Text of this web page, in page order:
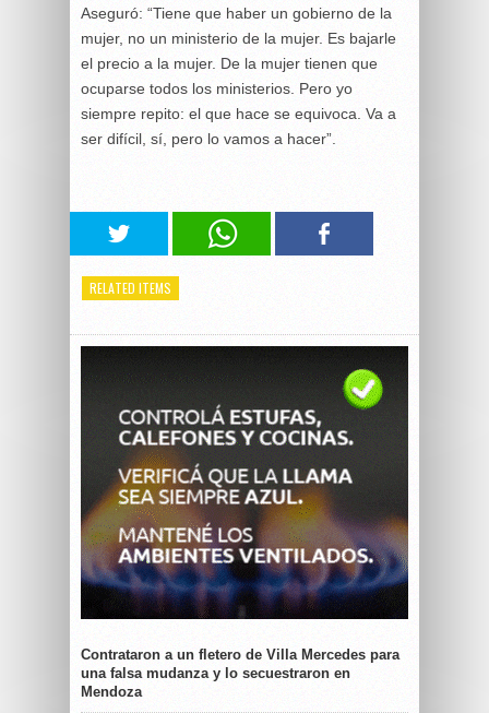
Aseguró: “Tiene que haber un gobierno de la
mujer, no un ministerio de la mujer. Es bajarle
el precio a la mujer. De la mujer tienen que
ocuparse todos los ministerios. Pero yo
siempre repito: el que hace se equivoca. Va a
ser difícil, sí, pero lo vamos a hacer”.
RELATED ITEMS
Contrataron a un fletero de Villa Mercedes para
una falsa mudanza y lo secuestraron en
Mendoza